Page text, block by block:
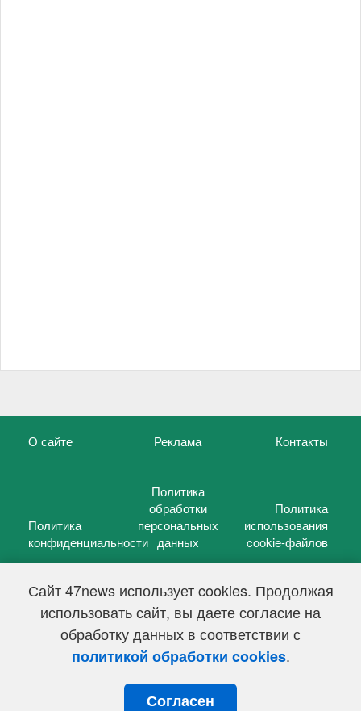
Сайт 47news использует cookies. Продолжая
использовать сайт, вы даете согласие на
обработку данных в соответствии с
политикой обработки cookies.
Согласен
О сайте Реклама Контакты
Политика
конфиденциальности
Политика
обработки
персональных
данных
Политика
использования
cookie-файлов
47 новостей (47 news)2005 — 2026 г.
Свидетельство о регистрации СМИ Эл № ФС 77-39848, выдано
Федеральной службой по надзору в сфере связи,
информационных технологий и массовых коммуникаций